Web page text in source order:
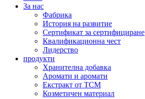
За нас
Фабрика
История на развитие
Сертификат за сертифициране
Квалификационна чест
Лидерство
продукти
Хранителна добавка
Аромати и аромати
Екстракт от TCM
Козметичен материал